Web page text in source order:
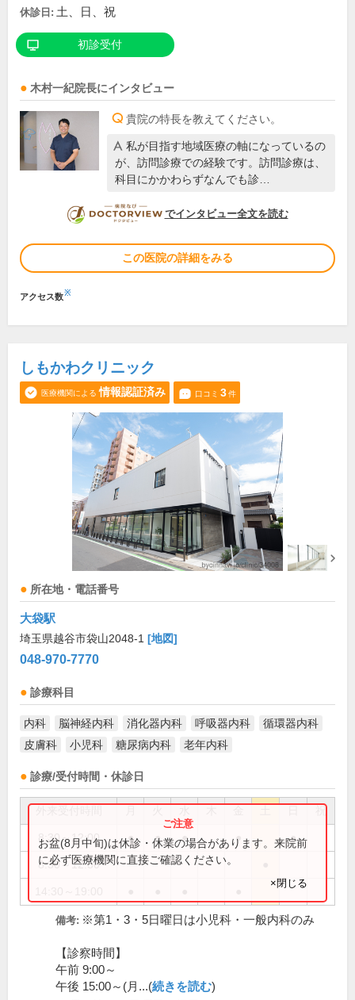
休診日: 土、日、祝
初診受付
木村一紀院長にインタビュー
貴院の特長を教えてください。
私が目指す地域医療の軸になっているの
が、訪問診療での経験です。訪問診療は、
科目にかかわらずなんでも診…
DOCTORVIEW
でインタビュー全文を読む
この医院の詳細をみる
アクセス数※
しもかわクリニック
医療機関による 情報認証済み 口コミ 3件
所在地・電話番号
大袋駅
埼玉県越谷市袋山2048-1 [地図]
048-970-7770
診療科目
内科 脳神経内科 消化器内科 呼吸器内科
循環器内科
皮膚科
小児科 糖尿病内科 老年内科
診療/受付時間・休診日
祝
8:30～12:00 ● ● ● ● ●
8:30～12:30
お盆(8月中旬)は休診・休業の場合があります。来院前
に必ず医療機関に直接ご確認ください。
×閉じる
備考: ※第1・3・5日曜日は小児科・一般内科のみ
【診察時間】
午前 9:00～
午後 15:00～(月...(続きを読む)